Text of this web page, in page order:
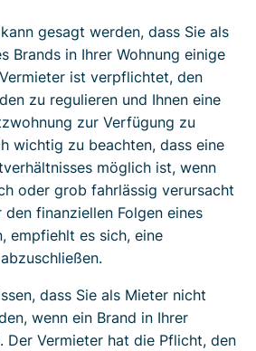
gesagt werden, dass Sie als
Brands in Ihrer Wohnung einige
ist verpflichtet, den
zu regulieren und Ihnen eine
zur Verfügung zu
wichtig zu beachten, dass eine
möglich ist, wenn
oder grob fahrlässig verursacht
finanziellen Folgen eines
empfiehlt es sich, eine
dass Sie als Mieter nicht
wenn ein Brand in Ihrer
Der Vermieter hat die Pflicht, den